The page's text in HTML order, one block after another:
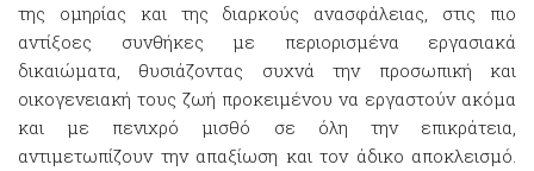
της ομηρίας και της διαρκούς ανασφάλειας, στις πιο
αντίξοες συνθήκες με περιορισμένα εργασιακά
δικαιώματα, θυσιάζοντας συχνά την προσωπική και
οικογενειακή τους ζωή προκειμένου να εργαστούν ακόμα
και με πενιχρό μισθό σε όλη την επικράτεια,
αντιμετωπίζουν την απαξίωση και τον άδικο αποκλεισμό.